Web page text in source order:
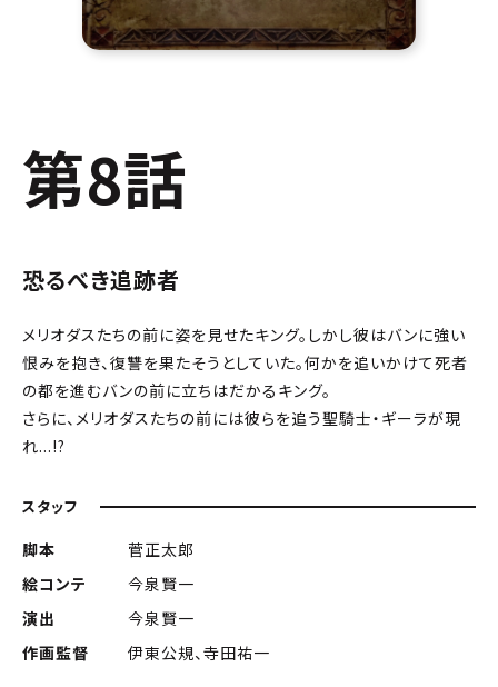
第8話
恐るべき追跡者
メリオダスたちの前に姿を見せたキング。しかし彼はバンに強い
恨みを抱き、復讐を果たそうとしていた。何かを追いかけて死者
の都を進むバンの前に立ちはだかるキング。
さらに、メリオダスたちの前には彼らを追う聖騎士・ギーラが現
れ...!?
スタッフ
脚本
菅正太郎
絵コンテ
今泉賢一
演出
今泉賢一
作画監督
伊東公規、寺田祐一